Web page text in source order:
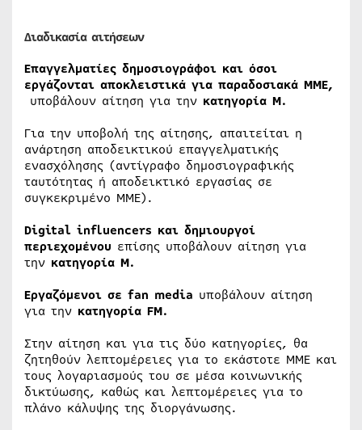
Διαδικασία αιτήσεων
Επαγγελματίες δημοσιογράφοι και όσοι
εργάζονται αποκλειστικά για παραδοσιακά ΜΜΕ,
υποβάλουν αίτηση για την κατηγορία Μ.
Για την υποβολή της αίτησης, απαιτείται η
ανάρτηση αποδεικτικού επαγγελματικής
ενασχόλησης (αντίγραφο δημοσιογραφικής
ταυτότητας ή αποδεικτικό εργασίας σε
συγκεκριμένο ΜΜΕ).
Digital influencers και δημιουργοί
περιεχομένου επίσης υποβάλουν αίτηση για
την κατηγορία Μ.
Εργαζόμενοι σε fan media υποβάλουν αίτηση
για την κατηγορία FM.
Στην αίτηση και για τις δύο κατηγορίες, θα
ζητηθούν λεπτομέρειες για το εκάστοτε ΜΜΕ και
τους λογαριασμούς του σε μέσα κοινωνικής
δικτύωσης, καθώς και λεπτομέρειες για το
πλάνο κάλυψης της διοργάνωσης.